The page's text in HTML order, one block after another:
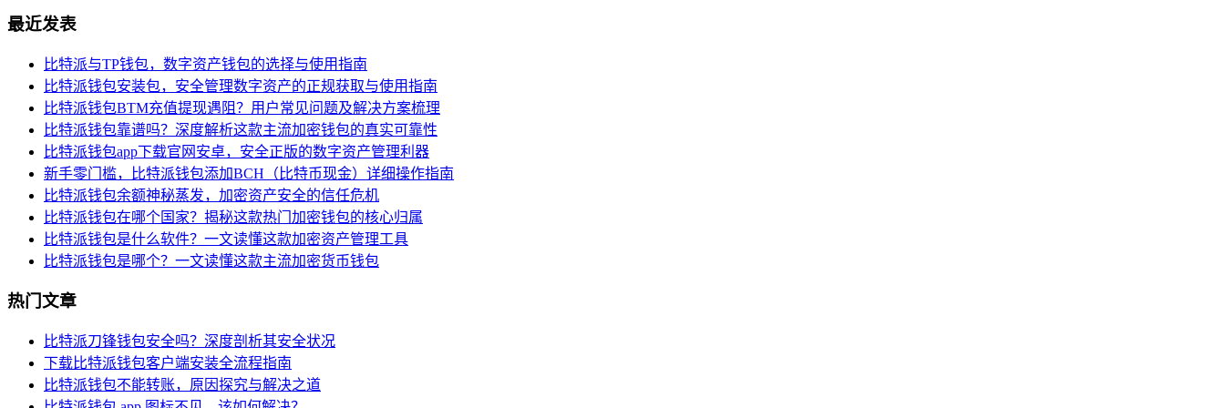
最近发表
比特派与TP钱包，数字资产钱包的选择与使用指南
比特派钱包安装包，安全管理数字资产的正规获取与使用指南
比特派钱包BTM充值提现遇阻？用户常见问题及解决方案梳理
比特派钱包靠谱吗？深度解析这款主流加密钱包的真实可靠性
比特派钱包app下载官网安卓，安全正版的数字资产管理利器
新手零门槛，比特派钱包添加BCH（比特币现金）详细操作指南
比特派钱包余额神秘蒸发，加密资产安全的信任危机
比特派钱包在哪个国家？揭秘这款热门加密钱包的核心归属
比特派钱包是什么软件？一文读懂这款加密资产管理工具
比特派钱包是哪个？一文读懂这款主流加密货币钱包
热门文章
比特派刀锋钱包安全吗？深度剖析其安全状况
下载比特派钱包客户端安装全流程指南
比特派钱包不能转账，原因探究与解决之道